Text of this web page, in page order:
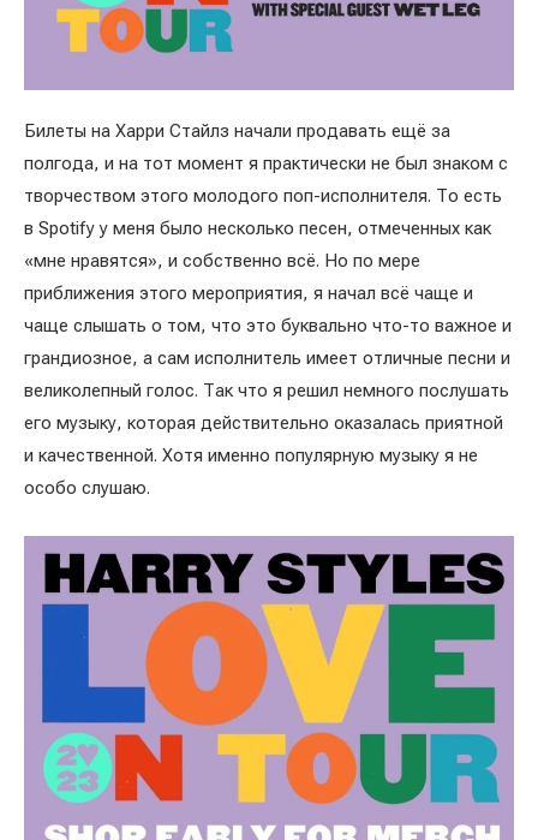
Билеты на Харри Стайлз начали продавать ещё за
полгода, и на тот момент я практически не был знаком с
творчеством этого молодого поп-исполнителя. То есть
в Spotify у меня было несколько песен, отмеченных как
«мне нравятся», и собственно всё. Но по мере
приближения этого мероприятия, я начал всё чаще и
чаще слышать о том, что это буквально что-то важное и
грандиозное, а сам исполнитель имеет отличные песни и
великолепный голос. Так что я решил немного послушать
его музыку, которая действительно оказалась приятной
и качественной. Хотя именно популярную музыку я не
особо слушаю.